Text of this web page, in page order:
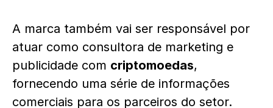
A marca também vai ser responsável por
atuar como consultora de marketing e
publicidade com criptomoedas,
fornecendo uma série de informações
comerciais para os parceiros do setor.